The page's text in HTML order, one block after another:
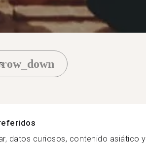
datos curiosos, contenido asiático y